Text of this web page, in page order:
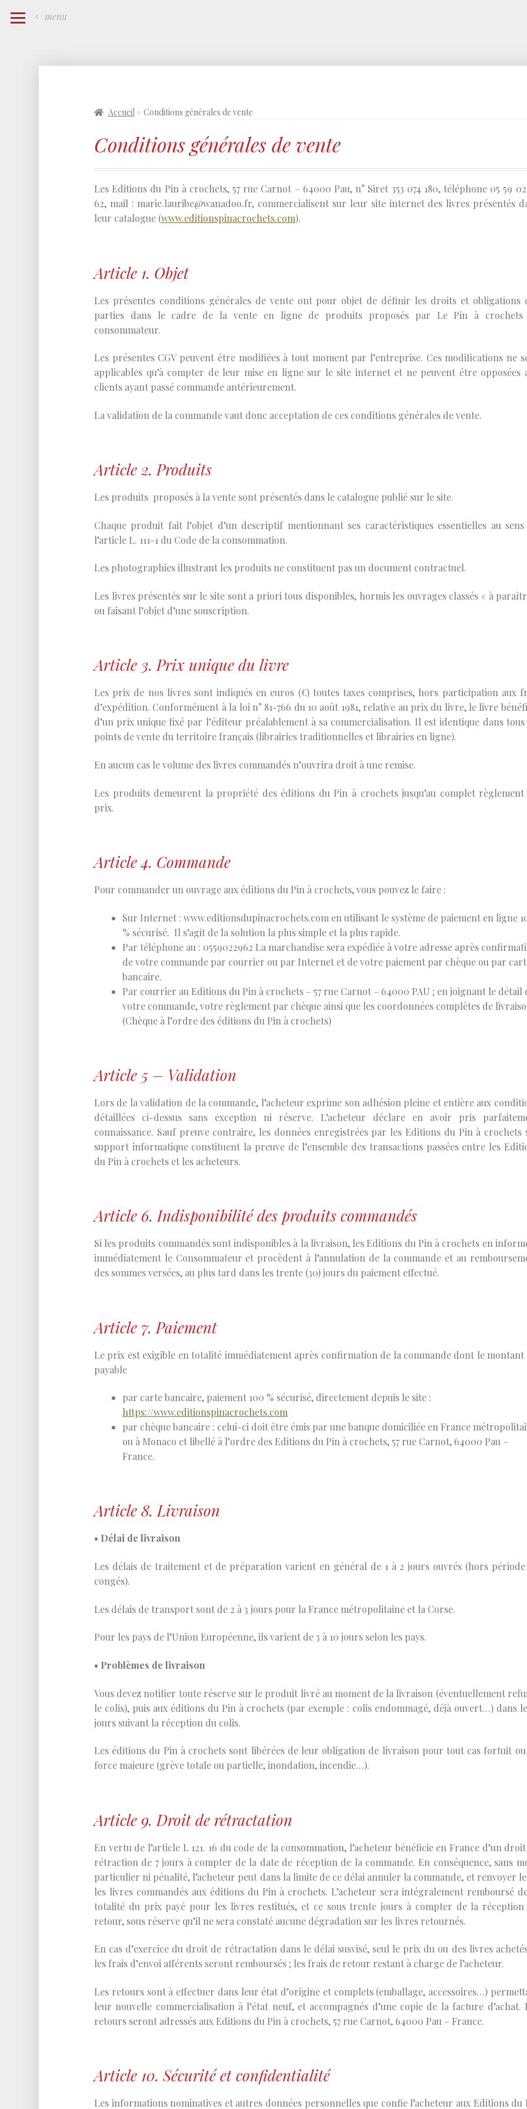
menu
Accueil Conditions générales de vente
Conditions générales de vente
Les Editions du Pin à crochets, 57 rue Carnot – 64000 Pau, n° Siret 353 074 180, téléphone 05 59
62, mail : marie.lauribe@wanadoo.fr, commercialisent sur leur site internet des livres présentés
leur catalogue (www.editionspinacrochets.com).
Article 1. Objet
Les présentes conditions générales de vente ont pour objet de définir les droits et obligations
parties dans le cadre de la vente en ligne de produits proposés par Le Pin à crochets
consommateur.
Les présentes CGV peuvent être modifiées à tout moment par l’entreprise. Ces modifications ne
applicables qu’à compter de leur mise en ligne sur le site internet et ne peuvent être opposées
clients ayant passé commande antérieurement.
La validation de la commande vaut donc acceptation de ces conditions générales de vente.
Article 2. Produits
Les produits proposés à la vente sont présentés dans le catalogue publié sur le site.
Chaque produit fait l’objet d’un descriptif mentionnant ses caractéristiques essentielles au
l’article L. 111-1 du Code de la consommation.
Les photographies illustrant les produits ne constituent pas un document contractuel.
Les livres présentés sur le site sont a priori tous disponibles, hormis les ouvrages classés « à
ou faisant l’objet d’une souscription.
Article 3. Prix unique du livre
Les prix de nos livres sont indiqués en euros (€) toutes taxes comprises, hors participation aux
d’expédition. Conformément à la loi n° 81-766 du 10 août 1981, relative au prix du livre, le livre
d’un prix unique fixé par l’éditeur préalablement à sa commercialisation. Il est identique dans tous
points de vente du territoire français (librairies traditionnelles et librairies en ligne).
En aucun cas le volume des livres commandés n’ouvrira droit à une remise.
Les produits demeurent la propriété des éditions du Pin à crochets jusqu’au complet règlement
prix.
Article 4. Commande
Pour commander un ouvrage aux éditions du Pin à crochets, vous pouvez le faire :
Sur Internet : www.editionsdupinacrochets.com en utilisant le système de paiement en ligne
% sécurisé. Il s’agit de la solution la plus simple et la plus rapide.
Par téléphone au : 0559022962 La marchandise sera expédiée à votre adresse après
de votre commande par courrier ou par Internet et de votre paiement par chèque ou par
bancaire.
Par courrier au Editions du Pin à crochets – 57 rue Carnot – 64000 PAU ; en joignant le détail
votre commande, votre règlement par chèque ainsi que les coordonnées complètes de
(Chèque à l’ordre des éditions du Pin à crochets)
Article 5 – Validation
Lors de la validation de la commande, l’acheteur exprime son adhésion pleine et entière aux
détaillées ci-dessus sans exception ni réserve. L’acheteur déclare en avoir pris
connaissance. Sauf preuve contraire, les données enregistrées par les Editions du Pin à crochets
support informatique constituent la preuve de l’ensemble des transactions passées entre les
du Pin à crochets et les acheteurs.
Article 6. Indisponibilité des produits commandés
Si les produits commandés sont indisponibles à la livraison, les Editions du Pin à crochets en
immédiatement le Consommateur et procèdent à l’annulation de la commande et au
des sommes versées, au plus tard dans les trente (30) jours du paiement effectué.
Article 7. Paiement
Le prix est exigible en totalité immédiatement après confirmation de la commande dont le montant
payable
par carte bancaire, paiement 100 % sécurisé, directement depuis le site :
https://www.editionspinacrochets.com
par chèque bancaire : celui-ci doit être émis par une banque domiciliée en France
ou à Monaco et libellé à l’ordre des Editions du Pin à crochets, 57 rue Carnot, 64000 Pau –
France.
Article 8. Livraison
• Délai de livraison
Les délais de traitement et de préparation varient en général de 1 à 2 jours ouvrés (hors
congés).
Les délais de transport sont de 2 à 3 jours pour la France métropolitaine et la Corse.
Pour les pays de l’Union Européenne, ils varient de 3 à 10 jours selon les pays.
• Problèmes de livraison
Vous devez notifier toute réserve sur le produit livré au moment de la livraison (éventuellement
le colis), puis aux éditions du Pin à crochets (par exemple : colis endommagé, déjà ouvert…) dans
jours suivant la réception du colis.
Les éditions du Pin à crochets sont libérées de leur obligation de livraison pour tout cas fortuit
force majeure (grève totale ou partielle, inondation, incendie…).
Article 9. Droit de rétractation
En vertu de l’article L 121. 16 du code de la consommation, l’acheteur bénéficie en France d’un
rétraction de 7 jours à compter de la date de réception de la commande. En conséquence, sans
particulier ni pénalité, l’acheteur peut dans la limite de ce délai annuler la commande, et renvoyer
les livres commandés aux éditions du Pin à crochets. L’acheteur sera intégralement remboursé
totalité du prix payé pour les livres restitués, et ce sous trente jours à compter de la réception
retour, sous réserve qu’il ne sera constaté aucune dégradation sur les livres retournés.
En cas d’exercice du droit de rétractation dans le délai susvisé, seul le prix du ou des livres
les frais d’envoi afférents seront remboursés ; les frais de retour restant à charge de l’acheteur.
Les retours sont à effectuer dans leur état d’origine et complets (emballage, accessoires…)
leur nouvelle commercialisation à l’état neuf, et accompagnés d’une copie de la facture d’achat.
retours seront adressés aux Editions du Pin à crochets, 57 rue Carnot, 64000 Pau – France.
Article 10. Sécurité et confidentialité
Les informations nominatives et autres données personnelles que confie l’acheteur aux Editions du